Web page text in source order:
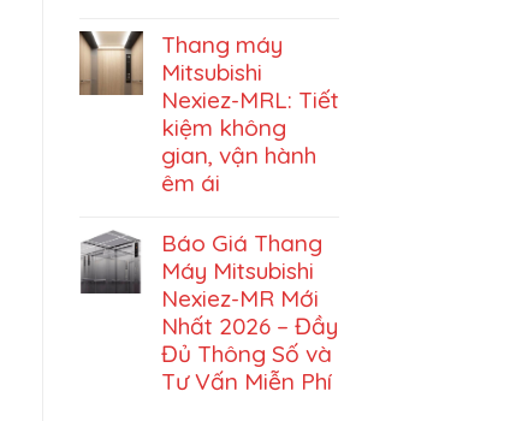
Thang máy
Mitsubishi
Nexiez-MRL: Tiết
kiệm không
gian, vận hành
êm ái
Báo Giá Thang
Máy Mitsubishi
Nexiez-MR Mới
Nhất 2026 – Đầy
Đủ Thông Số và
Tư Vấn Miễn Phí